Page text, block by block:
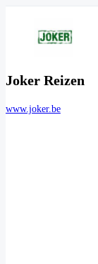
Joker Reizen
www.joker.be